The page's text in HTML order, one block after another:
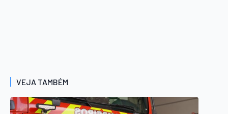
VEJA TAMBÉM